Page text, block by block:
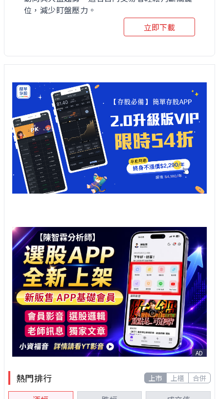
位，減少盯盤壓力。
立即下載
AD
熱門排行 上市 上櫃 合併